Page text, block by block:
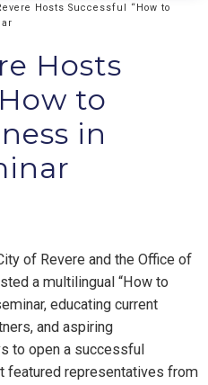
Hosts Successful “How to
Hosts
to
in
of Revere and the Office of
a multilingual “How to
educating current
and aspiring
to open a successful
featured representatives from